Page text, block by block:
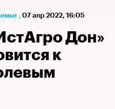
, 07 апр 2022, 16:05
Дон»
к